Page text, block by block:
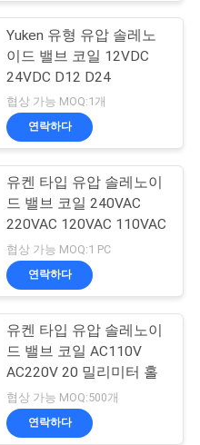
넣은 호
린더
233
Yuken 유형 유압 솔레노
이드 밸브 코일 12VDC
24VDC D12 D24
협상 가능 MOQ:1개
연락하다
유켄 타입 유압 솔레노이
드 밸브 코일 240VAC
220VAC 120VAC 110VAC
협상 가능 MOQ:1 PC
연락하다
유켄 타입 유압 솔레노이
드 밸브 코일 AC110V
AC220V 20 밀리미터 홀
협상 가능 MOQ:500개
연락하다